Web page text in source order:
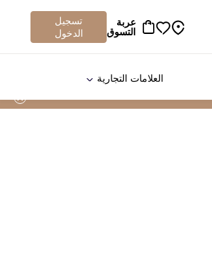
عربة
التسوق
تسجيل
الدخول
العلامات التجارية